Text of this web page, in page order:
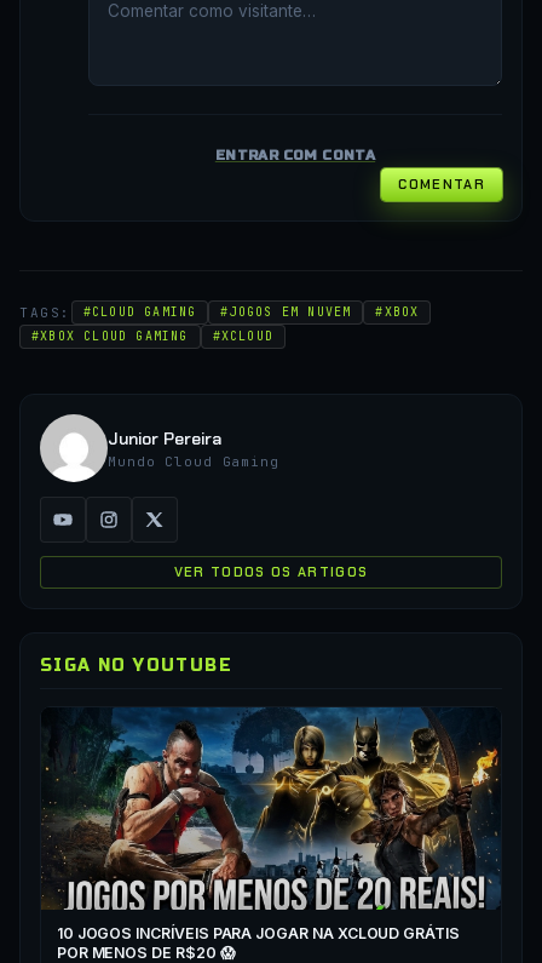
ENTRAR COM CONTA
COMENTAR
TAGS: #CLOUD GAMING #JOGOS EM NUVEM
#XBOX
#XBOX CLOUD GAMING
#XCLOUD
Junior Pereira
Mundo Cloud Gaming
VER TODOS OS ARTIGOS
SIGA NO YOUTUBE
10 JOGOS INCRÍVEIS PARA JOGAR NA XCLOUD GRÁTIS
POR MENOS DE R$20 😱